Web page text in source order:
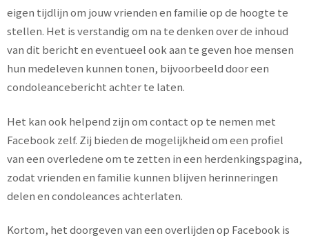
eigen tijdlijn om jouw vrienden en familie op de hoogte te
stellen. Het is verstandig om na te denken over de inhoud
van dit bericht en eventueel ook aan te geven hoe mensen
hun medeleven kunnen tonen, bijvoorbeeld door een
condoleancebericht achter te laten.
Het kan ook helpend zijn om contact op te nemen met
Facebook zelf. Zij bieden de mogelijkheid om een profiel
van een overledene om te zetten in een herdenkingspagina,
zodat vrienden en familie kunnen blijven herinneringen
delen en condoleances achterlaten.
Kortom, het doorgeven van een overlijden op Facebook is